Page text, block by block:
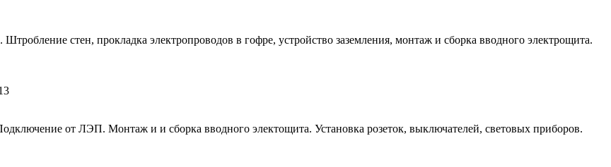
стен, прокладка электропроводов в гофре, устройство заземления, монтаж и сборка вводного электрощита.
от ЛЭП. Монтаж и и сборка вводного электощита. Установка розеток, выключателей, световых приборов.